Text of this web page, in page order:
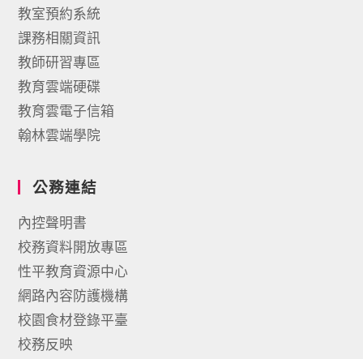
教室預約系統
課務相關資訊
教師研習專區
教育雲端硬碟
教育雲電子信箱
翰林雲端學院
公務連結
內控聲明書
校務資料開放專區
性平教育資源中心
網路內容防護機構
校園食材登錄平臺
校務反映